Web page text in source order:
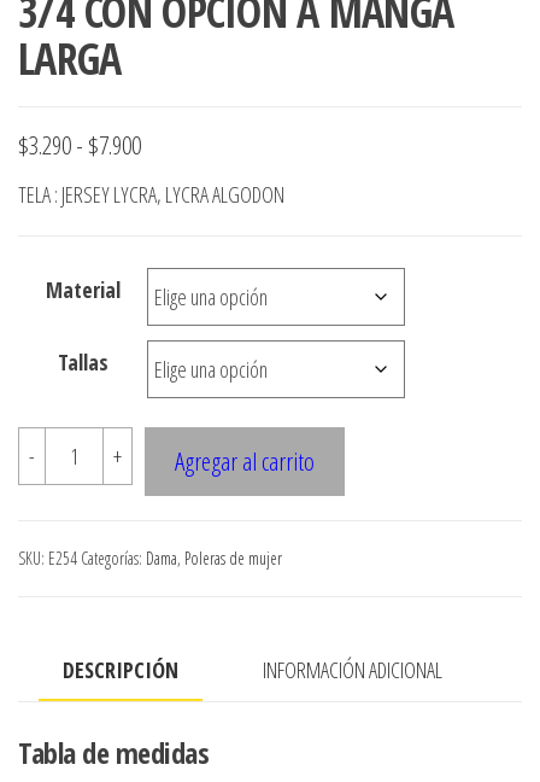
LARGA
$3.290- $7.900Rango
de
desde
$3.290
hasta
$7.900
TELA : JERSEY LYCRA, LYCRA ALGODON
Material
Tallas
-
E254
MANGA
+ Agregar al carrito
SKU: E254 Categorías: Dama, Poleras de mujer
DESCRIPCIÓN INFORMACIÓN ADICIONAL
Tabla de medidas